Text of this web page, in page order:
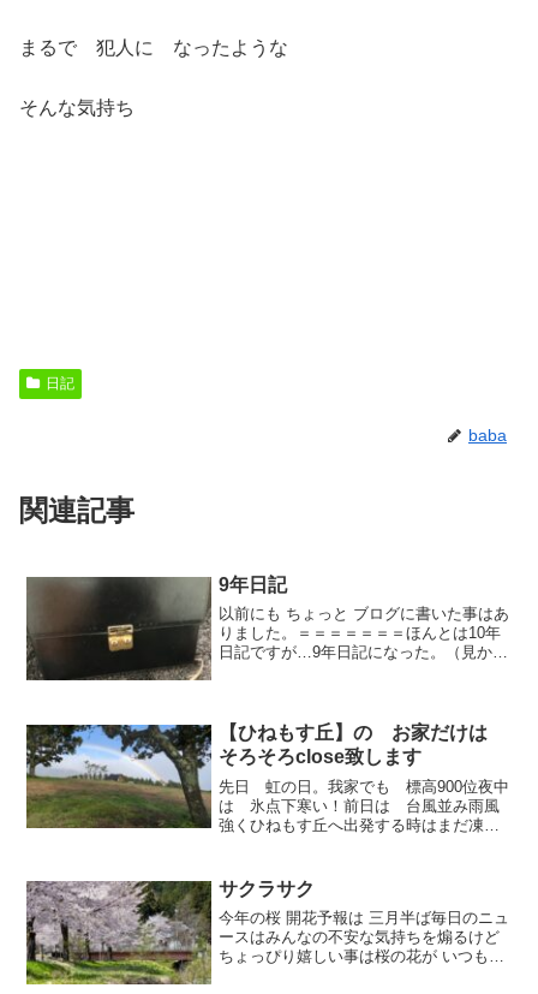
まるで 犯人に なったような
そんな気持ち
日記
baba
関連記事
9年日記
以前にも ちょっと ブログに書いた事はあ
りました。＝＝＝＝＝＝＝ほんとは10年
日記ですが…9年日記になった。（見かけ
代...
【ひねもす丘】の お家だけは
そろそろclose致します
先日 虹の日。我家でも 標高900位夜中
は 氷点下寒い！前日は 台風並み雨風
強くひねもす丘へ出発する時はまだ凍っ
駐車場からは雨風は強く こんな太体で
も吹き飛ばされれそう...
サクラサク
今年の桜 開花予報は 三月半ば毎日のニュ
ースはみんなの不安な気持ちを煽るけど
ちょっぴり嬉しい事は桜の花が いつもの